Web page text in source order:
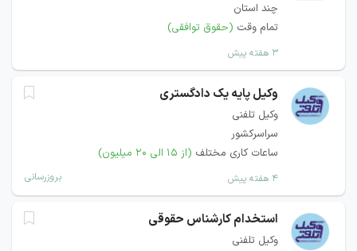
چند استان
تمام وقت (حقوق توافقی)
۳ هفته پیش
وکیل پایه یک دادگستری
وکیل تلفنی
سراسرکشور
ساعات کاری مختلف (از ۱۵ الی ۲۰ میلیون)
۴ هفته پیش بروزرسانی
استخدام کارشناس حقوقی
وکیل تلفنی